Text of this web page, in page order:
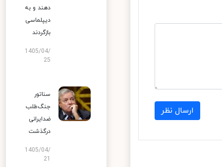
ارسال نظر
دهند و به
دیپلماسی
بازگردند
1405/04/
25
سناتور
جنگ‌طلب
ضدایرانی
درگذشت
1405/04/